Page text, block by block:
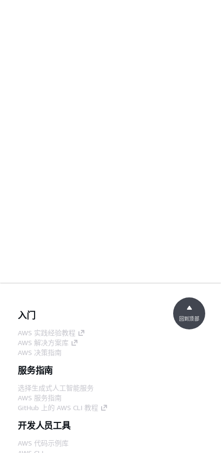
入门
AWS 实践经验教程
AWS 解决方案库
AWS 决策指南
服务指南
选择生成式人工智能服务
AWS 服务指南
GitHub 上的 AWS CLI 教程
开发人员工具
AWS 代码示例库
回到顶部